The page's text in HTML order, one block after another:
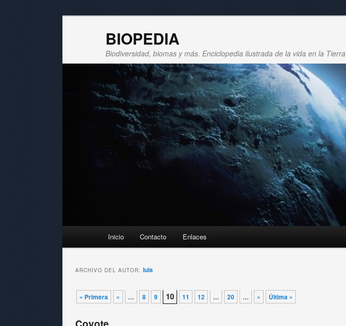
BIOPEDIA
Biodiversidad, biomas y más. Enciclopedia ilustrada de la vida en la Tierra
Ir al contenido principal
Ir al contenido secundario
Inicio Contacto Enlaces
ARCHIVO DEL AUTOR: luis
Navegador de artículos
« Primera « ... 8 9 10 11 12 ... 20 ... » Última »